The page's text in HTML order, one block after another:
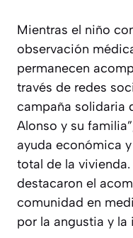
Mientras el niño
observación
permanecen
través de redes
campaña solidaria
Alonso y su
ayuda económica
total de la
destacaron el
comunidad en
por la angustia y la